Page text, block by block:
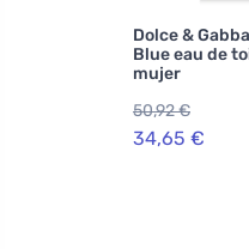
Dolce &
Blue eau de
mujer
50,92 €
34,65 €